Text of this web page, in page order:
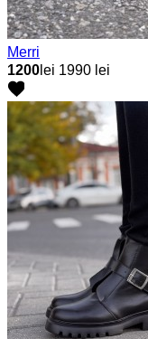
Merri
1200 lei 1990 lei